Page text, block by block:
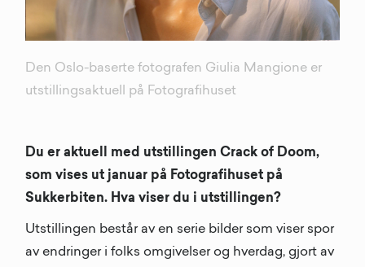
Den Oslo-baserte fotografen Giulia Mangione er
utstillingsaktuell på Fotografihuset
Du er aktuell med utstillingen Crack of Doom,
som vises ut januar på Fotografihuset på
Sukkerbiten. Hva viser du i utstillingen?
Utstillingen består av en serie bilder som viser spor
av endringer i folks omgivelser og hverdag, gjort av